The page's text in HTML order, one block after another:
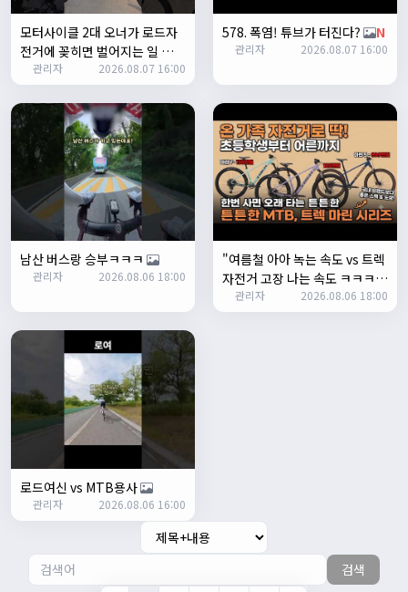
좌측 로고(메인 대문) 누르면 홈으로 이동할때 왼쪽으로 가서
눌러야 해서 불편하네요. 가운데에 있거나 빈공간을 눌러도
메인으로 이동하게 해주실수 있나요>?
2/3/2025
한번 확인해보겠습니다 :)
2/8/2025
명신이10:43:01
너무 추워요
2/10/2025
부두게이 BRBR09:54:20
잔차나라 화이팅!!
관리자10:15:31
2/14/2025
서준22:03:11
저 첫 로드로 힉스 바버비 살려하는데 괜찮나요?
2/16/2025
자출조아
15:14:23
시즌온 하신 분들 모두 안라하세요~~
시즌온이랑 안라가 몬가요?
진우01:50:08
시즌온은 시즌이 시작됬다는거고 안라는 안전한 라이딩으로
자출조아
모터사이클 2대 오너가 로드자
전거에 꽂히면 벌어지는 일 💸
N
관리자 2026.08.07 16:00
578. 폭염! 튜브가 터진다? N
관리자 2026.08.07 16:00
남산 버스랑 승부ㅋㅋㅋ
관리자 2026.08.06 18:00
"여름철 아아 녹는 속도 vs 트렉
자전거 고장 나는 속도 ㅋㅋㅋ
입문용 MTB 끝판왕 추천"
관리자 2026.08.06 18:00
로드여신 vs MTB용사
관리자 2026.08.06 16:00
검색